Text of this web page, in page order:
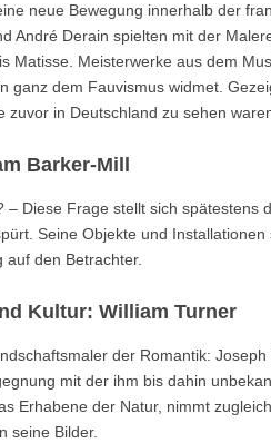
neue Bewegung innerhalb der
André Derain spielten mit der
Matisse. Meisterwerke aus dem
ganz dem Fauvismus widmet.
in Deutschland zu sehen
Barker-Mill
Diese Frage stellt sich
Seine Objekte und
auf den Betrachter.
Kultur: William Turner
der Romantik:
mit der ihm bis dahin
Erhabene der Natur, nimmt
seine Bilder.